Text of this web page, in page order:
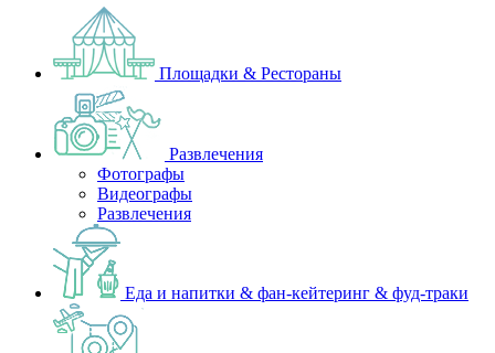
Площадки & Рестораны
Развлечения
Фотографы
Видеографы
Развлечения
Еда и напитки & фан-кейтеринг & фуд-траки